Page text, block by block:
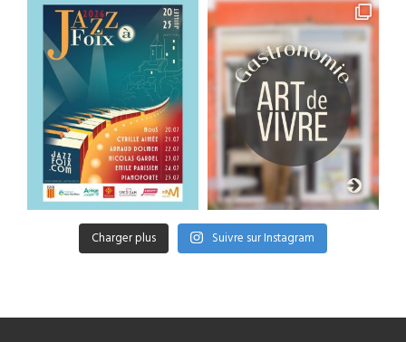
Charger plus Suivre sur Instagram